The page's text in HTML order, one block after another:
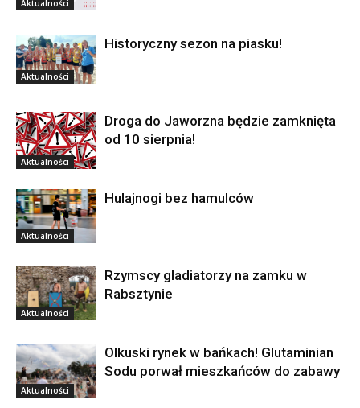
Aktualności
Aktualności
Historyczny sezon na piasku!
Aktualności
Droga do Jaworzna będzie zamknięta
od 10 sierpnia!
Aktualności
Hulajnogi bez hamulców
Aktualności
Rzymscy gladiatorzy na zamku w
Rabsztynie
Aktualności
Olkuski rynek w bańkach! Glutaminian
Sodu porwał mieszkańców do zabawy